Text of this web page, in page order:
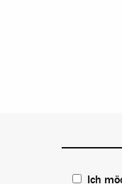
Ich